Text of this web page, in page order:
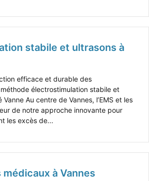
stabile et ultrasons à
efficace et durable des
électrostimulation stabile et
Au centre de Vannes, l’EMS et les
de notre approche innovante pour
les excès de...
à Vannes